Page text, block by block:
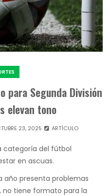
para Segunda División
elevan tono
23, 2025 ARTÍCULO
categoría del fútbol
en ascuas.
año presenta problemas
no tiene formato para la